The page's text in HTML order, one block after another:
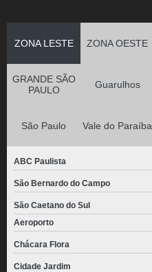
ZONA LESTE ZONA OESTE
GRANDE SÃO
PAULO
Guarulhos
São Paulo Vale do Paraíba
ABC Paulista
São Bernardo do Campo
São Caetano do Sul
Aeroporto
Chácara Flora
Cidade Jardim